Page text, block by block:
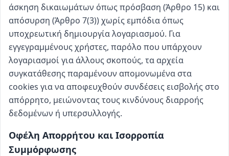
άσκηση δικαιωμάτων όπως πρόσβαση (Άρθρο 15) και
απόσυρση (Άρθρο 7(3)) χωρίς εμπόδια όπως
υποχρεωτική δημιουργία λογαριασμού. Για
εγγεγραμμένους χρήστες, παρόλο που υπάρχουν
λογαριασμοί για άλλους σκοπούς, τα αρχεία
συγκατάθεσης παραμένουν απομονωμένα στα
cookies για να αποφευχθούν συνδέσεις εισβολής στο
απόρρητο, μειώνοντας τους κινδύνους διαρροής
δεδομένων ή υπερσυλλογής.
Οφέλη Απορρήτου και Ισορροπία
Συμμόρφωσης